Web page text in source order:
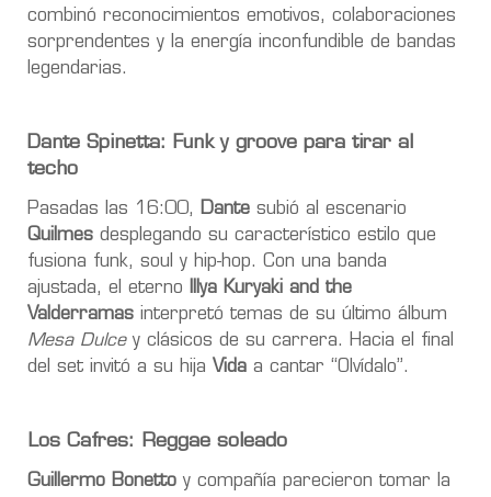
combinó reconocimientos emotivos, colaboraciones
sorprendentes y la energía inconfundible de bandas
legendarias.
Dante Spinetta: Funk y groove para tirar al
techo
Pasadas las 16:00, Dante subió al escenario
Quilmes desplegando su característico estilo que
fusiona funk, soul y hip-hop. Con una banda
ajustada, el eterno Illya Kuryaki and the
Valderramas interpretó temas de su último álbum
Mesa Dulcey clásicos de su carrera. Hacia el final
del set invitó a su hija Vida a cantar “Olvídalo”.
Los Cafres: Reggae soleado
Guillermo Bonetto y compañía parecieron tomar la